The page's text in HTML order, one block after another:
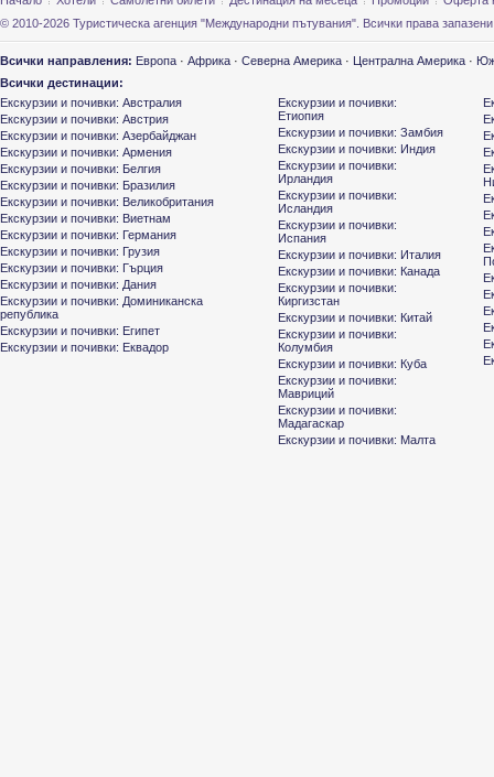
© 2010-2026 Туристическа агенция "Международни пътувания". Всички права
Всички направления: Европа · Африка · Северна Америка · Централна Америка ·
Всички дестинации:
Екскурзии и почивки: Австралия
Екскурзии и почивки: Австрия
Екскурзии и почивки: Азербайджан
Екскурзии и почивки: Армения
Екскурзии и почивки: Белгия
Екскурзии и почивки: Бразилия
Екскурзии и почивки: Великобритания
Екскурзии и почивки: Виетнам
Екскурзии и почивки: Германия
Екскурзии и почивки: Грузия
Екскурзии и почивки: Гърция
Екскурзии и почивки: Дания
Екскурзии и почивки: Доминиканска
република
Екскурзии и почивки: Египет
Екскурзии и почивки: Еквадор
Екскурзии и почивки:
Етиопия
Екскурзии и почивки: Замбия
Екскурзии и почивки: Индия
Екскурзии и почивки:
Ирландия
Екскурзии и почивки:
Исландия
Екскурзии и почивки:
Испания
Екскурзии и почивки: Италия
Екскурзии и почивки: Канада
Екскурзии и почивки:
Киргизстан
Екскурзии и почивки: Китай
Екскурзии и почивки:
Колумбия
Екскурзии и почивки: Куба
Екскурзии и почивки:
Мавриций
Екскурзии и почивки:
Мадагаскар
Екскурзии и почивки: Малта